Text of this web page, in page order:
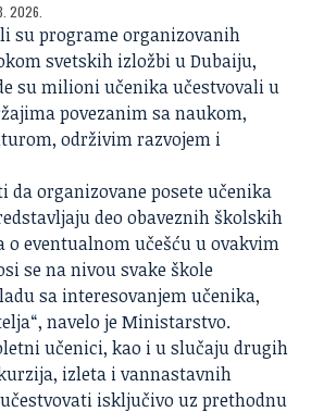
2026.
su programe organizovanih
svetskih izložbi u Dubaiju,
su milioni učenika učestvovali u
povezanim sa naukom,
održivim razvojem i
da organizovane posete učenika
deo obaveznih školskih
o eventualnom učešću u ovakvim
se na nivou svake škole
sa interesovanjem učenika,
navelo je Ministarstvo.
učenici, kao i u slučaju drugih
izleta i vannastavnih
isključivo uz prethodnu